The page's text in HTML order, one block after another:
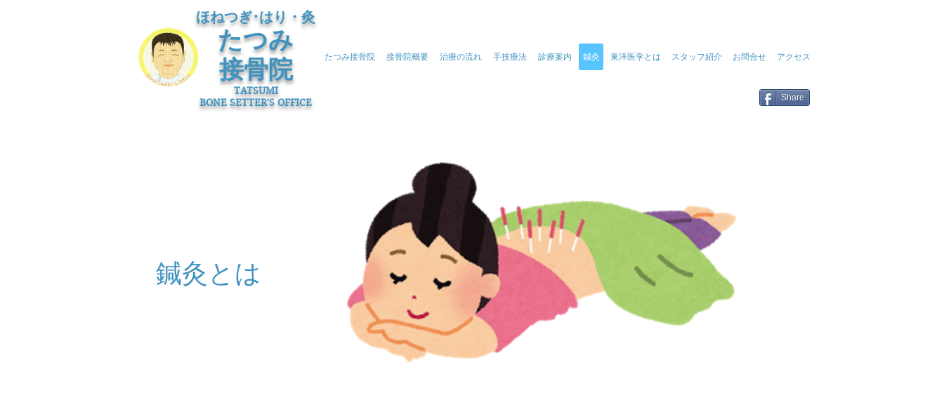
たつみ接骨院 接骨院概要 治療の流れ 手技療法 診療案内 鍼灸 東洋医学とは スタッフ紹介 お問合せ アクセス
​ほねつぎ･はり・灸
たつみ
接骨院
​TATSUMI
BONE SETTER'S OFFICE
Share
鍼灸とは